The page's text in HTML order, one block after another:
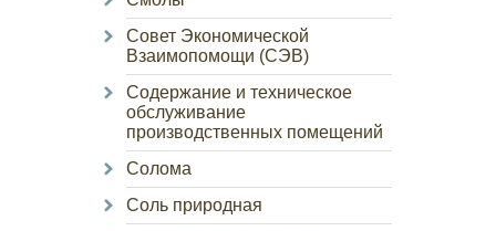
Совет Экономической
Взаимопомощи (СЭВ)
Содержание и техническое
обслуживание
производственных помещений
Солома
Соль природная